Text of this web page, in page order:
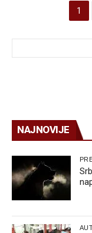
1
NAJNOVIJE